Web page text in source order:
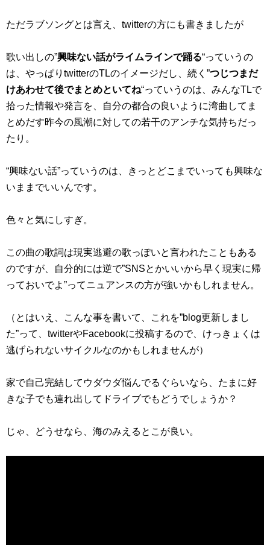
ただラブソングとは言え、twitterの方にも書きましたが
歌い出しの”興味ない話がライムラインで踊る“っていうの
は、やっぱりtwitterのTLのイメージだし、続く”つじつまだ
けあわせて後でまとめといてね“っていうのは、みんなTLで
拾った情報や発言を、自分の都合の良いように湾曲してま
とめだす昨今の風潮に対しての若干のアンチな気持ちだっ
たり。
“興味ない話”っていうのは、きっとどこまでいっても興味な
いままでいいんです。
色々と気にしすぎ。
この曲の歌詞は現実逃避の歌っぽいと言われたこともある
のですが、自分的には逆で”SNSとかいいから早く現実に帰
っておいでよ”ってニュアンスの方が強いかもしれません。
（とはいえ、こんな事を書いて、これを”blog更新しまし
た”って、twitterやFacebookに投稿するので、けっきょくは
逃げられないサイクルなのかもしれませんが）
家で自己完結してウダウダ悩んでるぐらいなら、たまに好
きな子でも連れ出してドライブでもどうでしょうか？
じゃ、どうせなら、海のみえるとこが良い。